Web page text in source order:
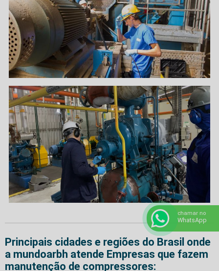
Principais cidades e regiões do Brasil onde
a mundoarbh atende Empresas que fazem
manutenção de compressores:
chamar no
WhatsApp